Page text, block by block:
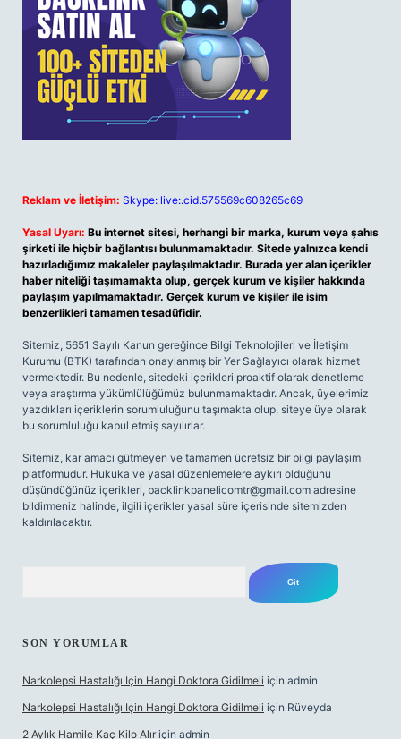
Reklam ve İletişim: Skype: live:.cid.575569c608265c69
Yasal Uyarı: Bu internet sitesi, herhangi bir marka, kurum veya şahıs
şirketi ile hiçbir bağlantısı bulunmamaktadır. Sitede yalnızca kendi
hazırladığımız makaleler paylaşılmaktadır. Burada yer alan içerikler
haber niteliği taşımamakta olup, gerçek kurum ve kişiler hakkında
paylaşım yapılmamaktadır. Gerçek kurum ve kişiler ile isim
benzerlikleri tamamen tesadüfidir.
Sitemiz, 5651 Sayılı Kanun gereğince Bilgi Teknolojileri ve İletişim
Kurumu (BTK) tarafından onaylanmış bir Yer Sağlayıcı olarak hizmet
vermektedir. Bu nedenle, sitedeki içerikleri proaktif olarak denetleme
veya araştırma yükümlülüğümüz bulunmamaktadır. Ancak, üyelerimiz
yazdıkları içeriklerin sorumluluğunu taşımakta olup, siteye üye olarak
bu sorumluluğu kabul etmiş sayılırlar.
Sitemiz, kar amacı gütmeyen ve tamamen ücretsiz bir bilgi paylaşım
platformudur. Hukuka ve yasal düzenlemelere aykırı olduğunu
düşündüğünüz içerikleri, backlinkpanelicomtr@gmail.com adresine
bildirmeniz halinde, ilgili içerikler yasal süre içerisinde sitemizden
kaldırılacaktır.
SON YORUMLAR
Narkolepsi Hastalığı Için Hangi Doktora Gidilmeli için admin
Narkolepsi Hastalığı Için Hangi Doktora Gidilmeli için Rüveyda
2 Aylık Hamile Kaç Kilo Alır için admin